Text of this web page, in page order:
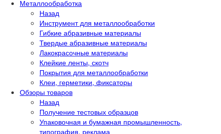
Металлообработка
Назад
Инструмент для металлообработки
Гибкие абразивные материалы
Твердые абразивные материалы
Лакокрасочные материалы
Клейкие ленты, скотч
Покрытия для металлообработки
Клеи, герметики, фиксаторы
Обзоры товаров
Назад
Получение тестовых образцов
Упаковочная и бумажная промышленность,
типография, реклама